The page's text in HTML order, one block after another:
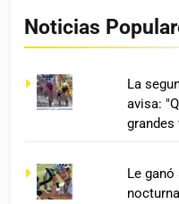
Noticias
La
avisa:
grandes
Le